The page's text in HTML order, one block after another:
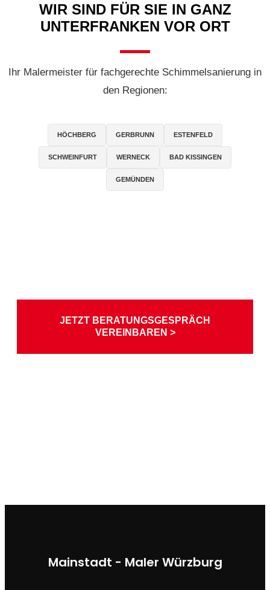
WIR SIND FÜR SIE IN GANZ
UNTERFRANKEN VOR ORT
Ihr Malermeister für fachgerechte Schimmelsanierung in
den Regionen:
HÖCHBERG GERBRUNN ESTENFELD
SCHWEINFURT WERNECK BAD KISSINGEN
GEMÜNDEN
JETZT BERATUNGSGESPRÄCH
VEREINBAREN >
Mainstadt - Maler Würzburg